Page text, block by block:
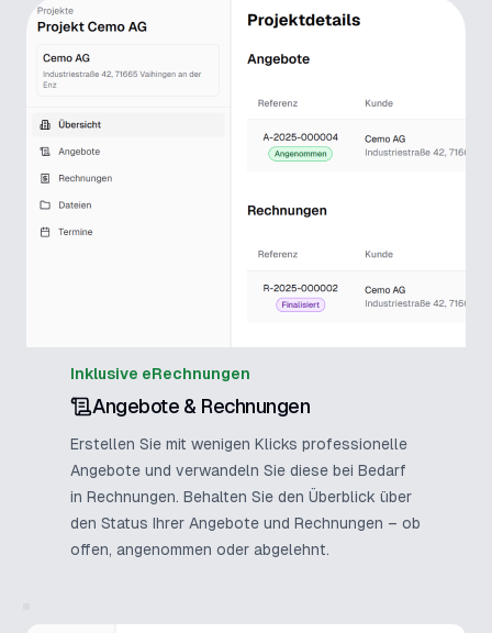
Inklusive eRechnungen
Angebote & Rechnungen
Erstellen Sie mit wenigen Klicks professionelle
Angebote und verwandeln Sie diese bei Bedarf
in Rechnungen. Behalten Sie den Überblick über
den Status Ihrer Angebote und Rechnungen – ob
offen, angenommen oder abgelehnt.